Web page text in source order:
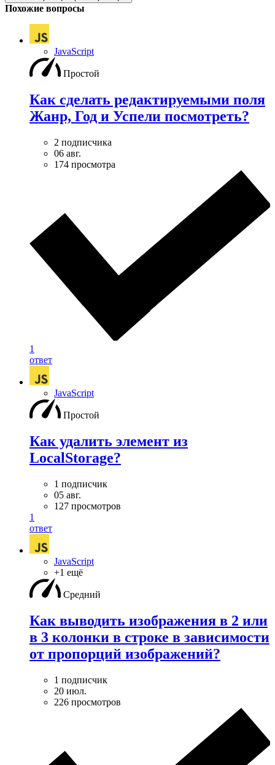
Похожие вопросы
JavaScript
Простой
Как сделать редактируемыми поля
Жанр, Год и Успели посмотреть?
2 подписчика
06 авг.
174 просмотра
1
ответ
JavaScript
Простой
Как удалить элемент из
LocalStorage?
1 подписчик
05 авг.
127 просмотров
1
ответ
JavaScript
+1 ещё
Средний
Как выводить изображения в 2 или
в 3 колонки в строке в зависимости
от пропорций изображений?
1 подписчик
20 июл.
226 просмотров